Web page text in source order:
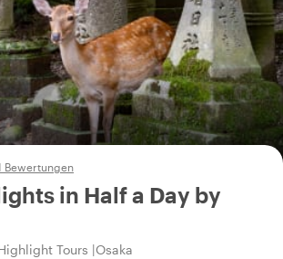
Bewertungen
in Half a Day by
Tours Osaka